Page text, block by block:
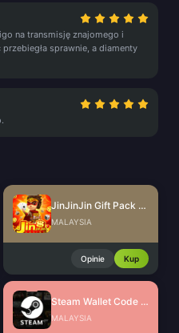
na transmisję znajomego i
przebiegła sprawnie, a diamenty
JinJinJin Gift Pack Redeem Code
MALAYSIA
Opinie Kup
Steam Wallet Code (MYR)
MALAYSIA